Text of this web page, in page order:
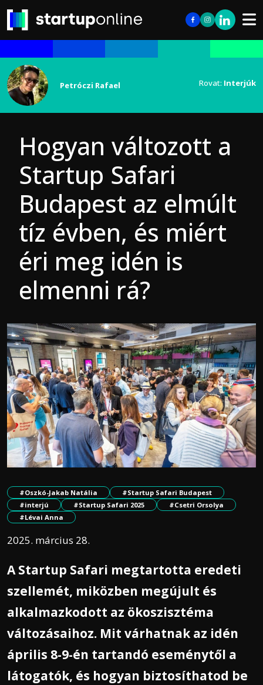
Petróczi Rafael Rovat: Interjúk
Hogyan változott a
Startup Safari
Budapest az elmúlt
tíz évben, és miért
éri meg idén is
elmenni rá?
#Oszkó-Jakab Natália
#Startup Safari Budapest
#interjú
#Startup Safari 2025
#Csetri Orsolya
#Lévai Anna
2025. március 28.
A Startup Safari megtartotta eredeti
szellemét, miközben megújult és
alkalmazkodott az ökoszisztéma
változásaihoz. Mit várhatnak az idén
április 8-9-én tartandó eseménytől a
látogatók, és hogyan biztosíthatod be